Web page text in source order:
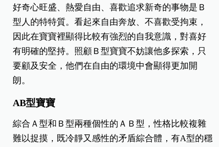
好奇心旺盛、熱愛自由、喜歡追求新奇的事物是Ｂ
型人的特特質。看起來自由奔放、不喜歡受拘束，
因此在寶寶裡顯得比較有強烈的自我意識，對喜好
有明確的堅持。照顧Ｂ型寶寶不妨讓他多探索，只
要顧及安全，他們在自由的環境中會顯得更加開
朗。
AB型寶寶
綜合Ａ型和Ｂ型兩種個性的ＡＢ型，性格比較複雜
難以捉摸，既冷靜又感性的矛盾綜合體，有A型的穩